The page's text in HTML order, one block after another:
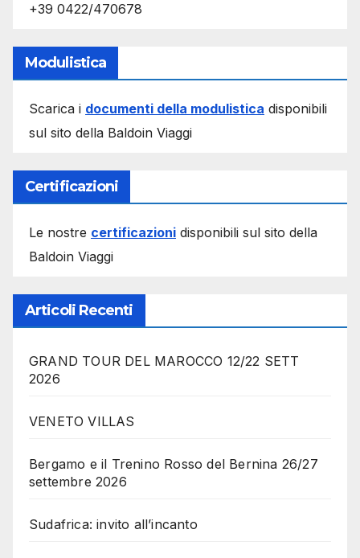
+39 0422/470678
Modulistica
Scarica i documenti della modulistica disponibili
sul sito della Baldoin Viaggi
Certificazioni
Le nostre certificazioni disponibili sul sito della
Baldoin Viaggi
Articoli Recenti
GRAND TOUR DEL MAROCCO 12/22 SETT
2026
VENETO VILLAS
Bergamo e il Trenino Rosso del Bernina 26/27
settembre 2026
Sudafrica: invito all’incanto